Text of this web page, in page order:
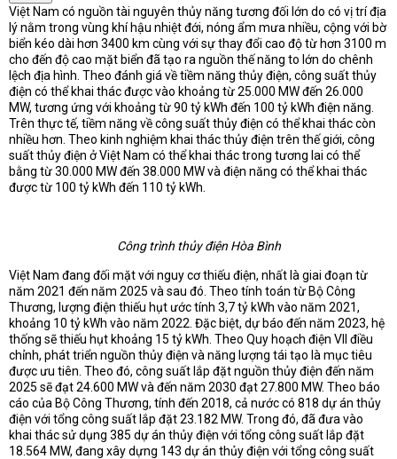
Việt Nam có nguồn tài nguyên thủy năng tương đối lớn do có vị trí địa
lý nằm trong vùng khí hậu nhiệt đới, nóng ẩm mưa nhiều, cộng với bờ
biển kéo dài hơn 3400 km cùng với sự thay đổi cao độ từ hơn 3100 m
cho đến độ cao mặt biển đã tạo ra nguồn thế năng to lớn do chênh
lệch địa hình. Theo đánh giá về tiềm năng thủy điện, công suất thủy
điện có thể khai thác được vào khoảng từ 25.000 MW đến 26.000
MW, tương ứng với khoảng từ 90 tỷ kWh đến 100 tỷ kWh điện năng.
Trên thực tế, tiềm năng về công suất thủy điện có thể khai thác còn
nhiều hơn. Theo kinh nghiệm khai thác thủy điện trên thế giới, công
suất thủy điện ở Việt Nam có thể khai thác trong tương lai có thể
bằng từ 30.000 MW đến 38.000 MW và điện năng có thể khai thác
được từ 100 tỷ kWh đến 110 tỷ kWh.
Công trình thủy điện Hòa Bình
Việt Nam đang đối mặt với nguy cơ thiếu điện, nhất là giai đoạn từ
năm 2021 đến năm 2025 và sau đó. Theo tính toán từ Bộ Công
Thương, lượng điện thiếu hụt ước tính 3,7 tỷ kWh vào năm 2021,
khoảng 10 tỷ kWh vào năm 2022. Đặc biệt, dự báo đến năm 2023, hệ
thống sẽ thiếu hụt khoảng 15 tỷ kWh. Theo Quy hoạch điện VII điều
chỉnh, phát triển nguồn thủy điện và năng lượng tái tạo là mục tiêu
được ưu tiên. Theo đó, công suất lắp đặt nguồn thủy điện đến năm
2025 sẽ đạt 24.600 MW và đến năm 2030 đạt 27.800 MW. Theo báo
cáo của Bộ Công Thương, tính đến 2018, cả nước có 818 dự án thủy
điện với tổng công suất lắp đặt 23.182 MW. Trong đó, đã đưa vào
khai thác sử dụng 385 dự án thủy điện với tổng công suất lắp đặt
18.564 MW, đang xây dựng 143 dự án thủy điện với tổng công suất